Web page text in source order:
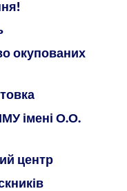
окупованих
імені О.О.
центр